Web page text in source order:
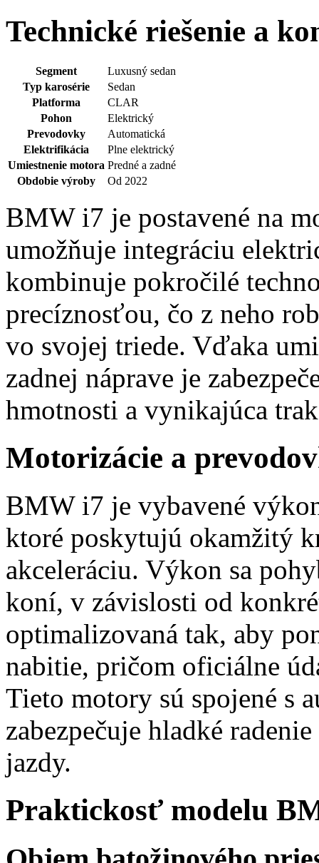
Technické riešenie a
Segment
Luxusný sedan
Typ karosérie
Sedan
Platforma
CLAR
Pohon
Elektrický
Prevodovky
Automatická
Elektrifikácia
Plne elektrický
Umiestnenie motora Predné a zadné
Obdobie výroby
Od 2022
BMW i7 je postavené na
umožňuje integráciu
kombinuje pokročilé
precíznosťou, čo z neho
vo svojej triede. Vďaka
zadnej náprave je
hmotnosti a vynikajúca
Motorizácie a
BMW i7 je vybavené
ktoré poskytujú okamžitý
akceleráciu. Výkon sa
koní, v závislosti od
optimalizovaná tak, aby
nabitie, pričom oficiálne
Tieto motory sú spojené s
zabezpečuje hladké
jazdy.
Praktickosť modelu